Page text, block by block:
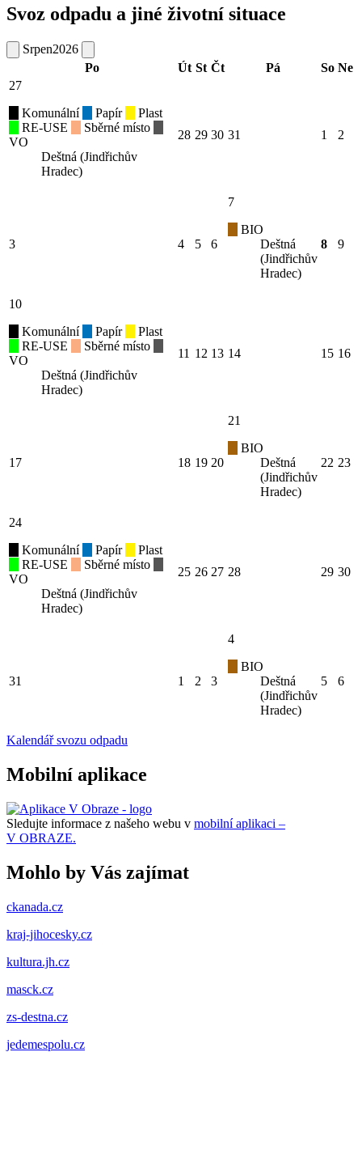
Svoz odpadu a jiné životní situace
Srpen2026
Po
Út St Čt Pá So Ne
27
Komunální
Papír
Plast
RE-USE
Sběrné místo
VO
Deštná (Jindřichův
Hradec)
28 29 30 31 1 2
3 4 5 6
7
BIO
Deštná
(Jindřichův
Hradec)
8 9
10
Komunální
Papír
Plast
RE-USE
Sběrné místo
VO
Deštná (Jindřichův
Hradec)
11 12 13 14 15 16
17 18 19 20
21
BIO
Deštná
(Jindřichův
Hradec)
22 23
24
Komunální
Papír
Plast
RE-USE
Sběrné místo
VO
Deštná (Jindřichův
Hradec)
25 26 27 28 29 30
31 1 2 3
4
BIO
Deštná
(Jindřichův
Hradec)
5 6
Kalendář svozu odpadu
Mobilní aplikace
Sledujte informace z našeho webu v mobilní aplikaci –
V OBRAZE.
Mohlo by Vás zajímat
ckanada.cz
kraj-jihocesky.cz
kultura.jh.cz
masck.cz
zs-destna.cz
jedemespolu.cz